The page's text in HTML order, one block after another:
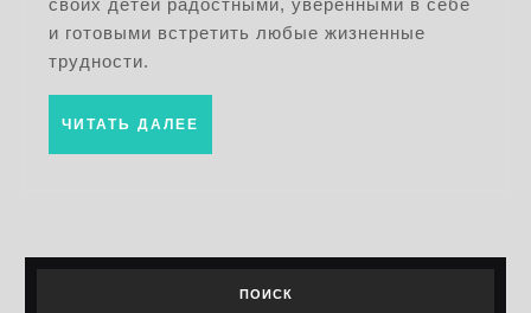
своих детей радостными, уверенными в себе
и готовыми встретить любые жизненные
трудности.
ЧИТАТЬ ДАЛЕЕ
ПОИСК